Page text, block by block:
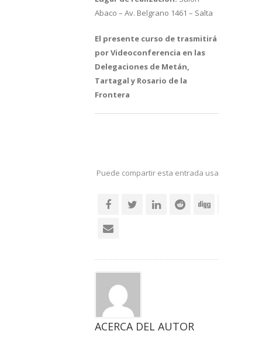
Abaco – Av. Belgrano 1461 – Salta
El presente curso de trasmitirá
por Videoconferencia en las
Delegaciones de Metán,
Tartagal y Rosario de la
Frontera
Puede compartir esta entrada usando sus
ACERCA DEL AUTOR